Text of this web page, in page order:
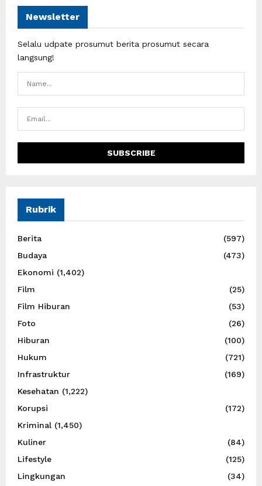
Newsletter
Selalu udpate prosumut berita prosumut secara
langsung!
Rubrik
Berita
(597)
Budaya
(473)
Ekonomi (1,402)
Film
(25)
Film Hiburan
(53)
Foto
(26)
Hiburan
(100)
Hukum
(721)
Infrastruktur
(169)
Kesehatan (1,222)
Korupsi
(172)
Kriminal (1,450)
Kuliner
(84)
Lifestyle
(125)
Lingkungan
(34)